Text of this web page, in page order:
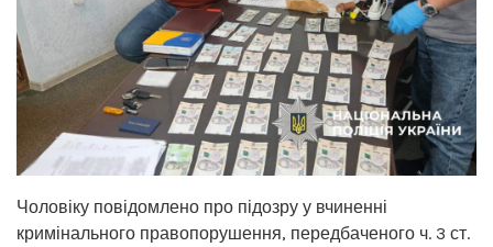
Чоловіку повідомлено про підозру у вчиненні
кримінального правопорушення, передбаченого ч. 3 ст.